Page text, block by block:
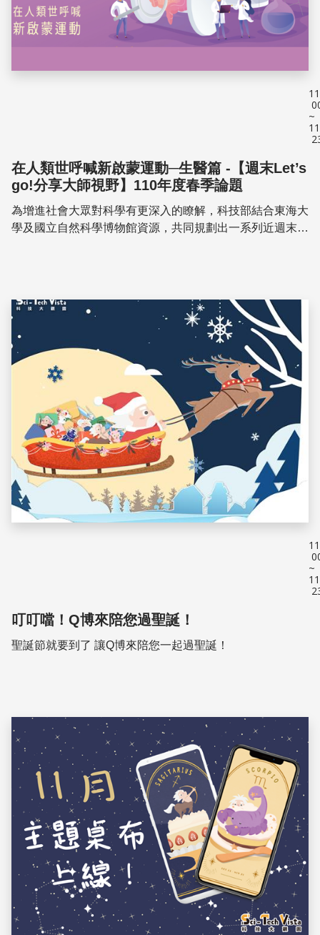
~
在人類世呼喊新啟蒙運動─生醫篇 -【週末Let’s
go!分享大師視野】110年度春季論題
為增進社會大眾對科學有更深入的瞭解，科技部結合東海大
學及國立自然科學博物館資源，共同規劃出一系列近週末的
~
叮叮噹！Q博來陪您過聖誕！
聖誕節就要到了 讓Q博來陪您一起過聖誕！